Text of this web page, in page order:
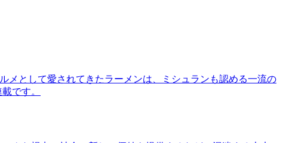
メとして愛されてきたラーメンは、ミシュランも認める一流の
です。